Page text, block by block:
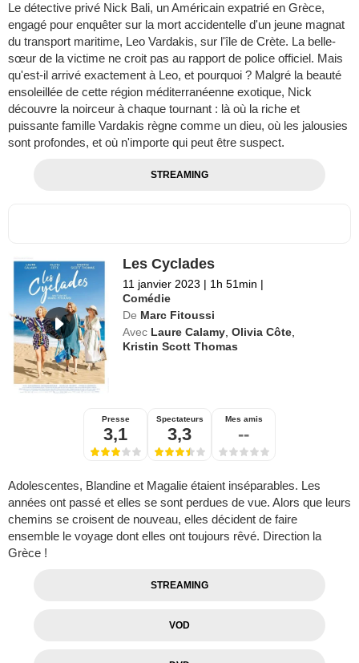
Le détective privé Nick Bali, un Américain expatrié en Grèce,
engagé pour enquêter sur la mort accidentelle d'un jeune magnat
du transport maritime, Leo Vardakis, sur l'île de Crète. La belle-
sœur de la victime ne croit pas au rapport de police officiel. Mais
qu'est-il arrivé exactement à Leo, et pourquoi ? Malgré la beauté
ensoleillée de cette région méditerranéenne exotique, Nick
découvre la noirceur à chaque tournant : là où la riche et
puissante famille Vardakis règne comme un dieu, où les jalousies
sont profondes, et où n'importe qui peut être suspect.
STREAMING
Les Cyclades
11 janvier 2023 | 1h 51min |
Comédie
De Marc Fitoussi
Avec Laure Calamy,Olivia Côte,
Kristin Scott Thomas
Presse
3,1
Spectateurs
3,3
Mes amis
--
Adolescentes, Blandine et Magalie étaient inséparables. Les
années ont passé et elles se sont perdues de vue. Alors que leurs
chemins se croisent de nouveau, elles décident de faire
ensemble le voyage dont elles ont toujours rêvé. Direction la
Grèce !
STREAMING
VOD